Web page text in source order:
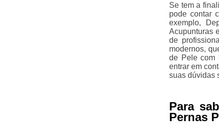
Se tem a
pode contar
exemplo,
Acupunturas
de
modernos,
de Pele com
entrar em
suas dúvidas
Para
Pernas